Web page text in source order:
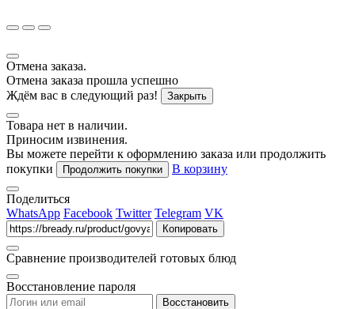
Отмена заказа.
Отмена заказа прошла успешно
Ждём вас в следующий раз!
Закрыть
Товара нет в наличии.
Приносим извинения.
Вы можете перейти к оформлению заказа или продолжить
покупки
Продолжить покупки В корзину
Поделиться
WhatsApp Facebook Twitter Telegram VK
Копировать
Сравнение производителей готовых блюд
Восстановление пароля
Восстановить